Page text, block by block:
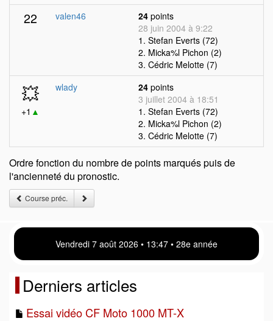
22 valen46 24 points
28 juin 2004 à 9:22
1. Stefan Everts (72)
2. Micka%l Pichon (2)
3. Cédric Melotte (7)
💥
+1 ▲
wlady 24 points
3 juillet 2004 à 18:51
1. Stefan Everts (72)
2. Micka%l Pichon (2)
3. Cédric Melotte (7)
Ordre fonction du nombre de points marqués puis de
l'ancienneté du pronostic.
Course préc.
Vendredi 7 août 2026 • 13 47 • 28e année
Derniers articles
Essai vidéo CF Moto 1000 MT-X